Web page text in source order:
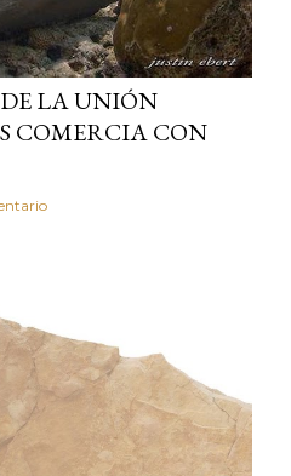
DE LA UNIÓN
COMERCIA CON